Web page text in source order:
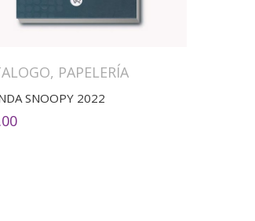
, PAPELERÍA
SNOOPY 2022